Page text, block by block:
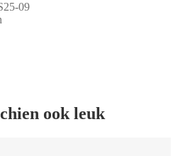
09
ook leuk